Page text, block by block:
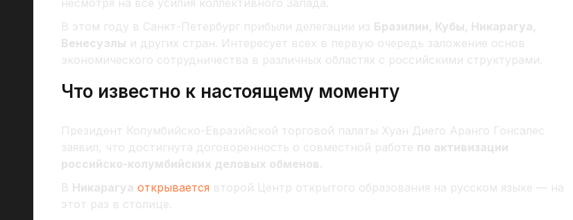
несмотря на все усилия коллективного Запада.
В этом году в Санкт-Петербург прибыли делегации из Бразилии, Кубы, Никарагуа,
Венесуэлы и других стран. Интересует всех в первую очередь заложение основ
экономического сотрудничества в различных областях с российскими структурами.
Что известно к настоящему моменту
Президент Колумбийско-Евразийской торговой палаты Хуан Диего Аранго Гонсалес
заявил, что достигнута договоренность о совместной работе по активизации
российско-колумбийских деловых обменов.
В Никарагуа открывается второй Центр открытого образования на русском языке — на
этот раз в столице.